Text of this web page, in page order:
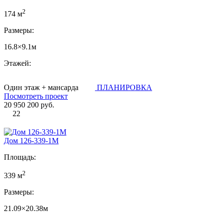
174 м2
Размеры:
16.8×9.1м
Этажей:
Один этаж + мансарда
ПЛАНИРОВКА
Посмотреть проект
20 950 200 руб.
22
Дом 126-339-1М
Площадь:
339 м2
Размеры:
21.09×20.38м